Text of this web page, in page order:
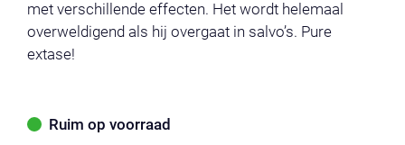
met verschillende effecten. Het wordt helemaal
overweldigend als hij overgaat in salvo’s. Pure
extase!
Ruim op voorraad